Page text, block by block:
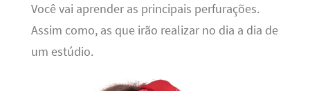
Você vai aprender as principais perfurações.
Assim como, as que irão realizar no dia a dia de
um estúdio.